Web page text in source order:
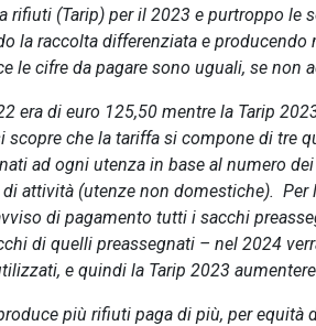
(Tarip) per il 2023 e purtroppo le
la raccolta differenziata e
le cifre da pagare sono uguali, se
era di euro 125,50 mentre la Tarip
che la tariffa si compone di tre
ad ogni utenza in base al numero
attività (utenze non domestiche). Per
di pagamento tutti i sacchi
di quelli preassegnati – nel 2024
e quindi la Tarip 2023
più rifiuti paga di più, per equità